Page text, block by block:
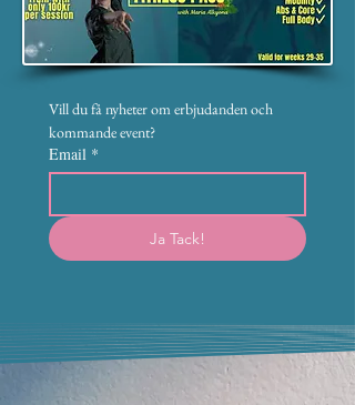
Vill du få nyheter om erbjudanden och
kommande event?
Email *
Ja Tack!